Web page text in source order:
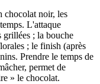
chocolat noir, les
L'attaque
grillées ; la bouche
; le finish (après
Prendre le temps de
permet de
» le chocolat.